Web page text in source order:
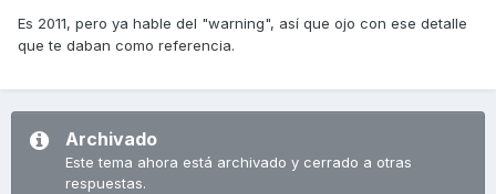
Es 2011, pero ya hable del "warning", así que ojo con ese detalle
que te daban como referencia.
Archivado
Este tema ahora está archivado y cerrado a otras
respuestas.